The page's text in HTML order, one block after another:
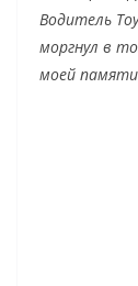
Водитель
моргнул в
моей памяти